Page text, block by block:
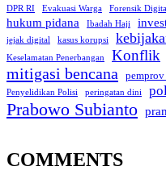
DPR RI
Evakuasi Warga Forensik
hukum pidana
Ibadah Haji
jejak digital
kasus korupsi
Keselamatan Penerbangan
Konflik
mitigasi bencana
Penyelidikan Polisi peringatan dini
Prabowo Subianto
COMMENTS